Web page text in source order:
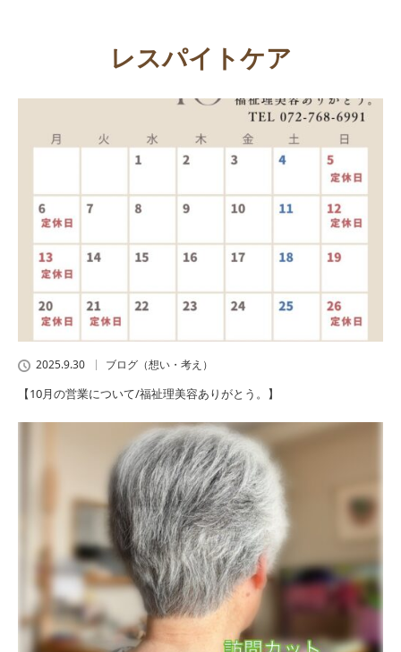
レスパイトケア
2025.9.30 ブログ（想い・考え）
【10月の営業について/福祉理美容ありがとう。】